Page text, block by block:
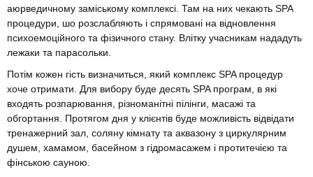
аюрведичному заміському комплексі. Там на них чекають SPA
процедури, шо розслабляють і спрямовані на відновлення
психоемоційного та фізичного стану. Влітку учасникам нададуть
лежаки та парасольки.
Потім кожен гість визначиться, який комплекс SPA процедур
хоче отримати. Для вибору буде десять SPA програм, в які
входять розпарювання, різноманітні пілінги, масажі та
обгортання. Протягом дня у клієнтів буде можливість відвідати
тренажерний зал, соляну кімнату та аквазону з циркулярним
душем, хамамом, басейном з гідромасажем і протитечією та
фінською сауною.